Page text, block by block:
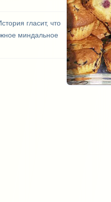
гласит, что
миндальное